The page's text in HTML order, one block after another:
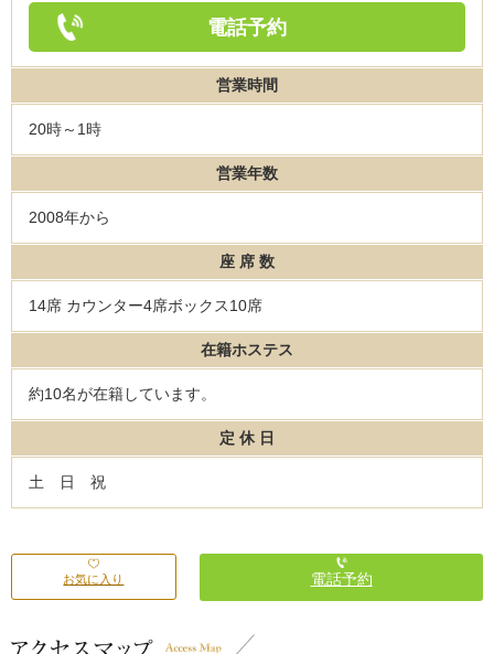
電話予約
営業時間
20時～1時
営業年数
2008年から
座 席 数
14席 カウンター4席ボックス10席
在籍ホステス
約10名が在籍しています。
定 休 日
土 日 祝
お気に入り 電話予約